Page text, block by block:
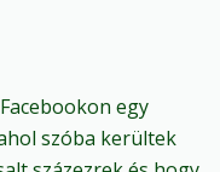
egy
szóba kerültek